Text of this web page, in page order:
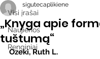
Visi įrašai
Naujienos
Renginiai
„Knyga apie
tuštumą“
sigutecaplikiene
Ozeki, Ruth L.